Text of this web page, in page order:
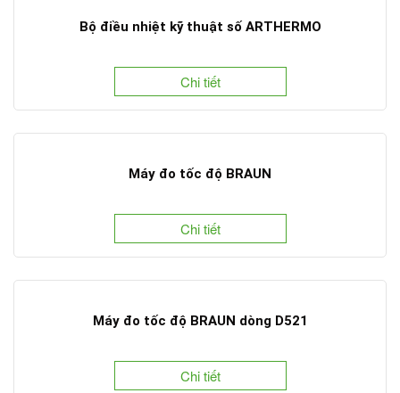
Bộ điều nhiệt kỹ thuật số ARTHERMO
Chi tiết
Máy đo tốc độ BRAUN
Chi tiết
Máy đo tốc độ BRAUN dòng D521
Chi tiết